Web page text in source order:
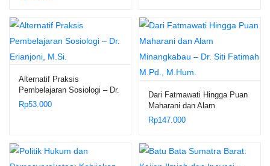
Alternatif Praksis
Pembelajaran Sosiologi – Dr.
Erianjoni, M.Si.
Rp53.000
Dari Fatmawati Hingga Puan
Maharani dan Alam
Minangkabau – Dr. Siti
Fatimah M.Pd., M.Hum.
Rp147.000